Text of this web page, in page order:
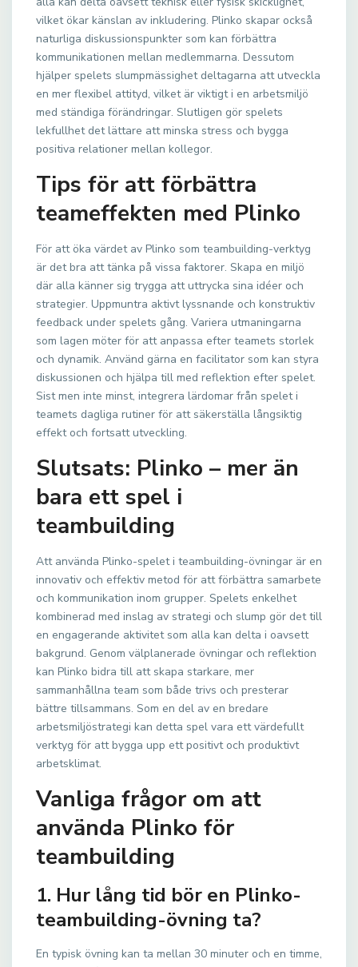
vilket ökar känslan av inkludering. Plinko skapar också
naturliga diskussionspunkter som kan förbättra
kommunikationen mellan medlemmarna. Dessutom
hjälper spelets slumpmässighet deltagarna att utveckla
en mer flexibel attityd, vilket är viktigt i en arbetsmiljö
med ständiga förändringar. Slutligen gör spelets
lekfullhet det lättare att minska stress och bygga
positiva relationer mellan kollegor.
Tips för att förbättra
teameffekten med Plinko
För att öka värdet av Plinko som teambuilding-verktyg
är det bra att tänka på vissa faktorer. Skapa en miljö
där alla känner sig trygga att uttrycka sina idéer och
strategier. Uppmuntra aktivt lyssnande och konstruktiv
feedback under spelets gång. Variera utmaningarna
som lagen möter för att anpassa efter teamets storlek
och dynamik. Använd gärna en facilitator som kan styra
diskussionen och hjälpa till med reflektion efter spelet.
Sist men inte minst, integrera lärdomar från spelet i
teamets dagliga rutiner för att säkerställa långsiktig
effekt och fortsatt utveckling.
Slutsats: Plinko – mer än
bara ett spel i
teambuilding
Att använda Plinko-spelet i teambuilding-övningar är en
innovativ och effektiv metod för att förbättra samarbete
och kommunikation inom grupper. Spelets enkelhet
kombinerad med inslag av strategi och slump gör det till
en engagerande aktivitet som alla kan delta i oavsett
bakgrund. Genom välplanerade övningar och reflektion
kan Plinko bidra till att skapa starkare, mer
sammanhållna team som både trivs och presterar
bättre tillsammans. Som en del av en bredare
arbetsmiljöstrategi kan detta spel vara ett värdefullt
verktyg för att bygga upp ett positivt och produktivt
arbetsklimat.
Vanliga frågor om att
använda Plinko för
teambuilding
1. Hur lång tid bör en Plinko-
teambuilding-övning ta?
En typisk övning kan ta mellan 30 minuter och en timme,